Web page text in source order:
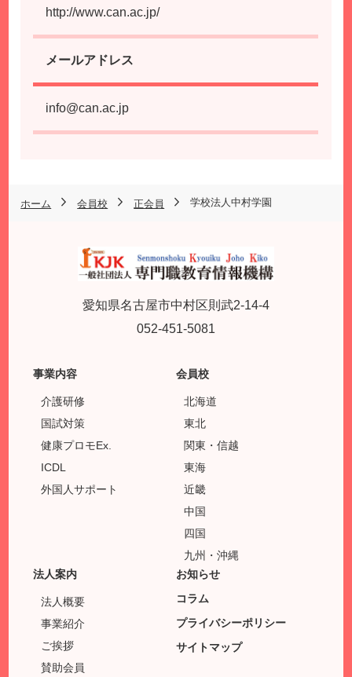
http://www.can.ac.jp/
メールアドレス
info@can.ac.jp
ホーム 会員校 正会員 学校法人中村学園
愛知県名古屋市中村区則武2-14-4
052-451-5081
事業内容
介護研修
国試対策
健康プロモEx.
ICDL
外国人サポート
会員校
北海道
東北
関東・信越
東海
近畿
中国
四国
九州・沖縄
法人案内
法人概要
事業紹介
ご挨拶
賛助会員
お知らせ
コラム
プライバシーポリシー
サイトマップ